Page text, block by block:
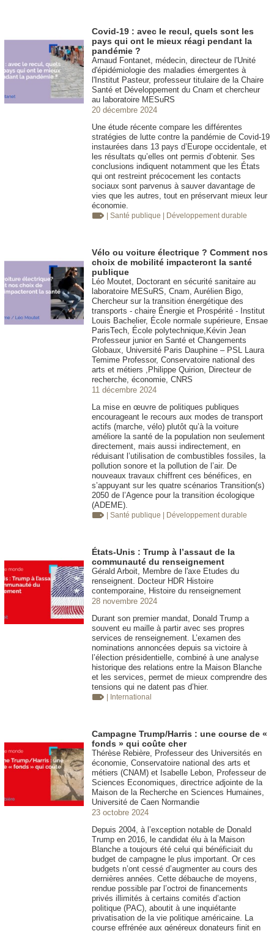
Covid-19 : avec le recul, quels sont les
pays qui ont le mieux réagi pendant la
pandémie ?
Arnaud Fontanet, médecin, directeur de l'Unité
d'épidémiologie des maladies émergentes à
l'Institut Pasteur, professeur titulaire de la Chaire
Santé et Développement du Cnam et chercheur
au laboratoire MESuRS
20 décembre 2024
Une étude récente compare les différentes
stratégies de lutte contre la pandémie de Covid-19
instaurées dans 13 pays d’Europe occidentale, et
les résultats qu’elles ont permis d’obtenir. Ses
conclusions indiquent notamment que les États
qui ont restreint précocement les contacts
sociaux sont parvenus à sauver davantage de
vies que les autres, tout en préservant mieux leur
économie.
| Santé publique | Développement durable
Vélo ou voiture électrique ? Comment nos
choix de mobilité impacteront la santé
publique
Léo Moutet, Doctorant en sécurité sanitaire au
laboratoire MESuRS, Cnam, Aurélien Bigo,
Chercheur sur la transition énergétique des
transports - chaire Énergie et Prospérité - Institut
Louis Bachelier, École normale supérieure, Ensae
ParisTech, École polytechnique,Kévin Jean
Professeur junior en Santé et Changements
Globaux, Université Paris Dauphine – PSL Laura
Temime Professor, Conservatoire national des
arts et métiers ,Philippe Quirion, Directeur de
recherche, économie, CNRS
11 décembre 2024
La mise en œuvre de politiques publiques
encourageant le recours aux modes de transport
actifs (marche, vélo) plutôt qu’à la voiture
améliore la santé de la population non seulement
directement, mais aussi indirectement, en
réduisant l’utilisation de combustibles fossiles, la
pollution sonore et la pollution de l’air. De
nouveaux travaux chiffrent ces bénéfices, en
s’appuyant sur les quatre scénarios Transition(s)
2050 de l’Agence pour la transition écologique
(ADEME).
| Santé publique | Développement durable
États-Unis : Trump à l’assaut de la
communauté du renseignement
Gérald Arboit, Membre de l'axe Etudes du
renseignent. Docteur HDR Histoire
contemporaine, Histoire du renseignement
28 novembre 2024
Durant son premier mandat, Donald Trump a
souvent eu maille à partir avec ses propres
services de renseignement. L’examen des
nominations annoncées depuis sa victoire à
l’élection présidentielle, combiné à une analyse
historique des relations entre la Maison Blanche
et les services, permet de mieux comprendre des
tensions qui ne datent pas d’hier.
| International
Campagne Trump/Harris : une course de «
fonds » qui coûte cher
Thérèse Rebière, Professeur des Universités en
économie, Conservatoire national des arts et
métiers (CNAM) et Isabelle Lebon, Professeur de
Sciences Economiques, directrice adjointe de la
Maison de la Recherche en Sciences Humaines,
Université de Caen Normandie
23 octobre 2024
Depuis 2004, à l’exception notable de Donald
Trump en 2016, le candidat élu à la Maison
Blanche a toujours été celui qui bénéficiait du
budget de campagne le plus important. Or ces
budgets n’ont cessé d’augmenter au cours des
dernières années. Cette débauche de moyens,
rendue possible par l’octroi de financements
privés illimités à certains comités d’action
politique (PAC), aboutit à une inquiétante
privatisation de la vie politique américaine. La
course effrénée aux généreux donateurs finit en